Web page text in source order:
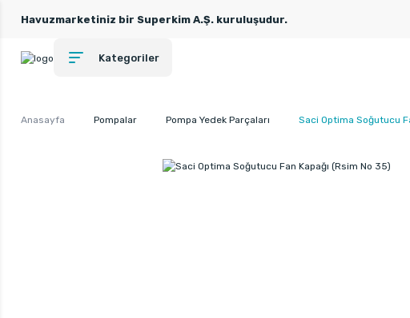
Havuzmarketiniz bir Superkim A.Ş. kuruluşudur.
Kategoriler
Anasayfa Pompalar Pompa Yedek Parçaları Saci Optima Soğutucu